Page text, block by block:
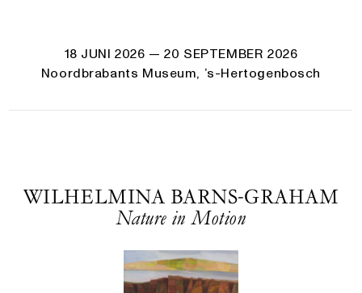
18 JUNI 2026 — 20 SEPTEMBER 2026
Noordbrabants Museum, ’s-Hertogenbosch
WILHELMINA BARNS-GRAHAM
Nature in Motion